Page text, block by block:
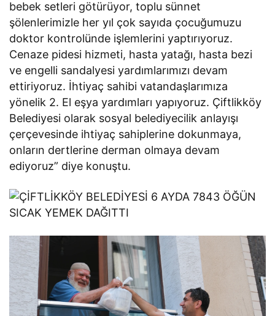
bebek setleri götürüyor, toplu sünnet
şölenlerimizle her yıl çok sayıda çocuğumuzu
doktor kontrolünde işlemlerini yaptırıyoruz.
Cenaze pidesi hizmeti, hasta yatağı, hasta bezi
ve engelli sandalyesi yardımlarımızı devam
ettiriyoruz. İhtiyaç sahibi vatandaşlarımıza
yönelik 2. El eşya yardımları yapıyoruz. Çiftlikköy
Belediyesi olarak sosyal belediyecilik anlayışı
çerçevesinde ihtiyaç sahiplerine dokunmaya,
onların dertlerine derman olmaya devam
ediyoruz” diye konuştu.